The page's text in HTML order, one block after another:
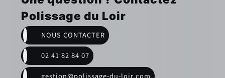
Polissage du Loir
NOUS CONTACTER
02 41 82 84 07